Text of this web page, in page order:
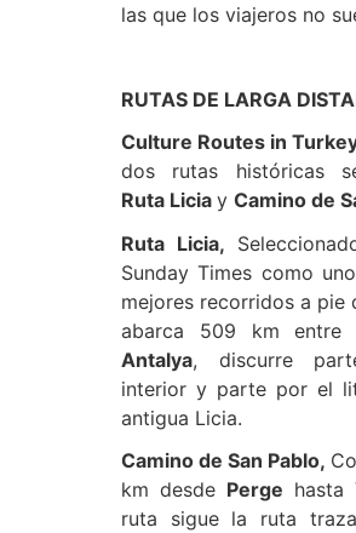
las que los viajeros no
RUTAS DE LARGA
Culture Routes in
dos rutas históricas
Ruta Licia y Camino de
Ruta Licia,
Sunday Times como
mejores recorridos a pie
abarca 509 km entre
Antalya, discurre
interior y parte por el
antigua Licia.
Camino de San Pablo,
km desde Perge hasta
ruta sigue la ruta